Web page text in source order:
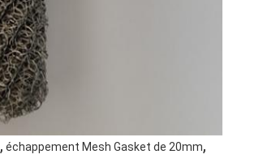
, échappement Mesh Gasket de 20mm,